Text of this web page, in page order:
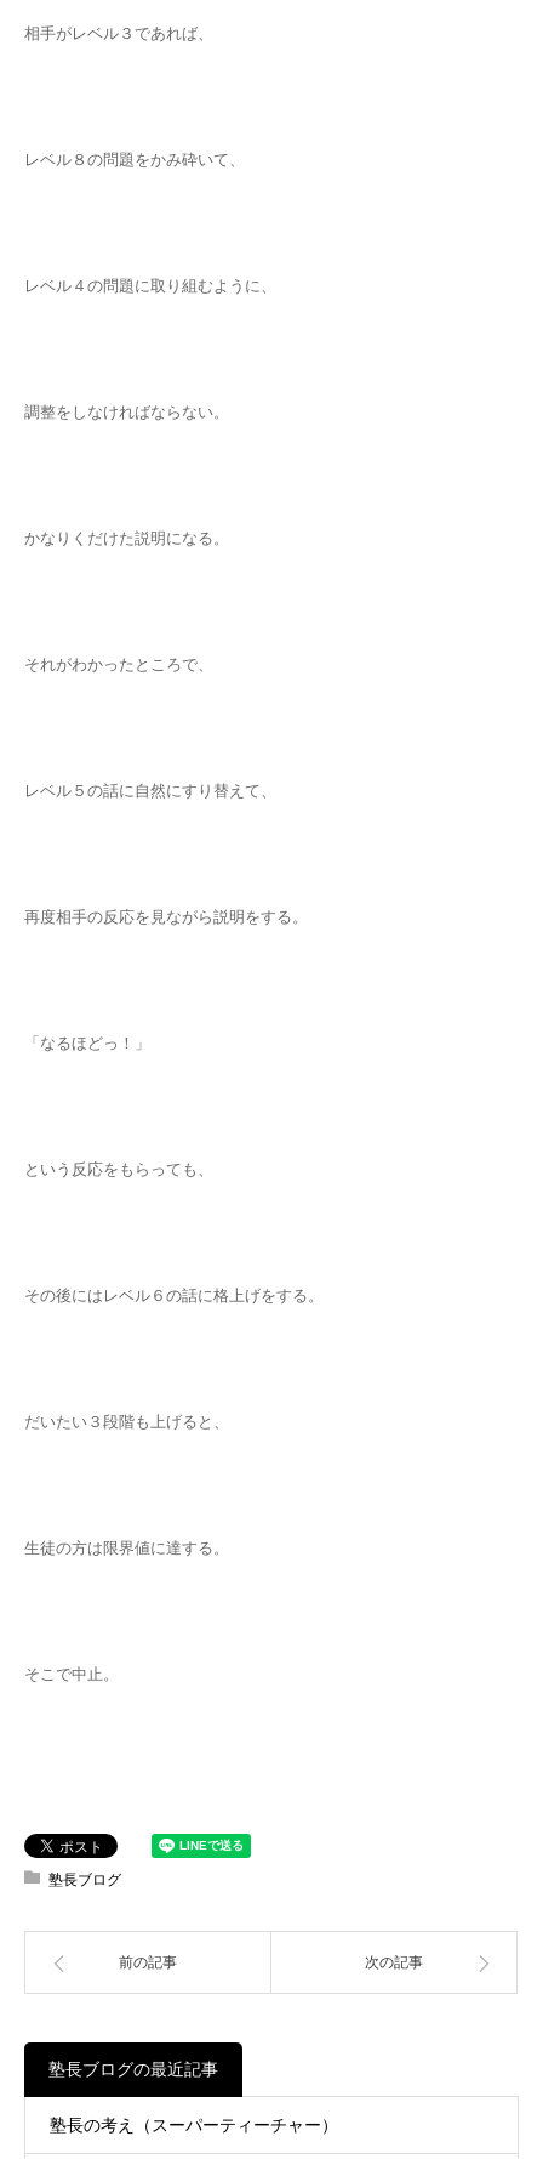
相手がレベル３であれば、
レベル８の問題をかみ砕いて、
レベル４の問題に取り組むように、
調整をしなければならない。
かなりくだけた説明になる。
それがわかったところで、
レベル５の話に自然にすり替えて、
再度相手の反応を見ながら説明をする。
「なるほどっ！」
という反応をもらっても、
その後にはレベル６の話に格上げをする。
だいたい３段階も上げると、
生徒の方は限界値に達する。
そこで中止。
塾長ブログ
前の記事 次の記事
塾長ブログの最近記事
塾長の考え（スーパーティーチャー）